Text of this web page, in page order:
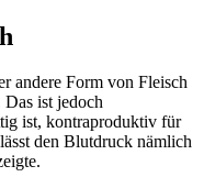
andere Form von Fleisch
Das ist jedoch
ist, kontraproduktiv für
den Blutdruck nämlich